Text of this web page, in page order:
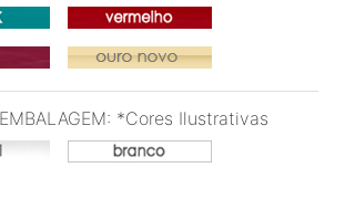
*Cores Ilustrativas